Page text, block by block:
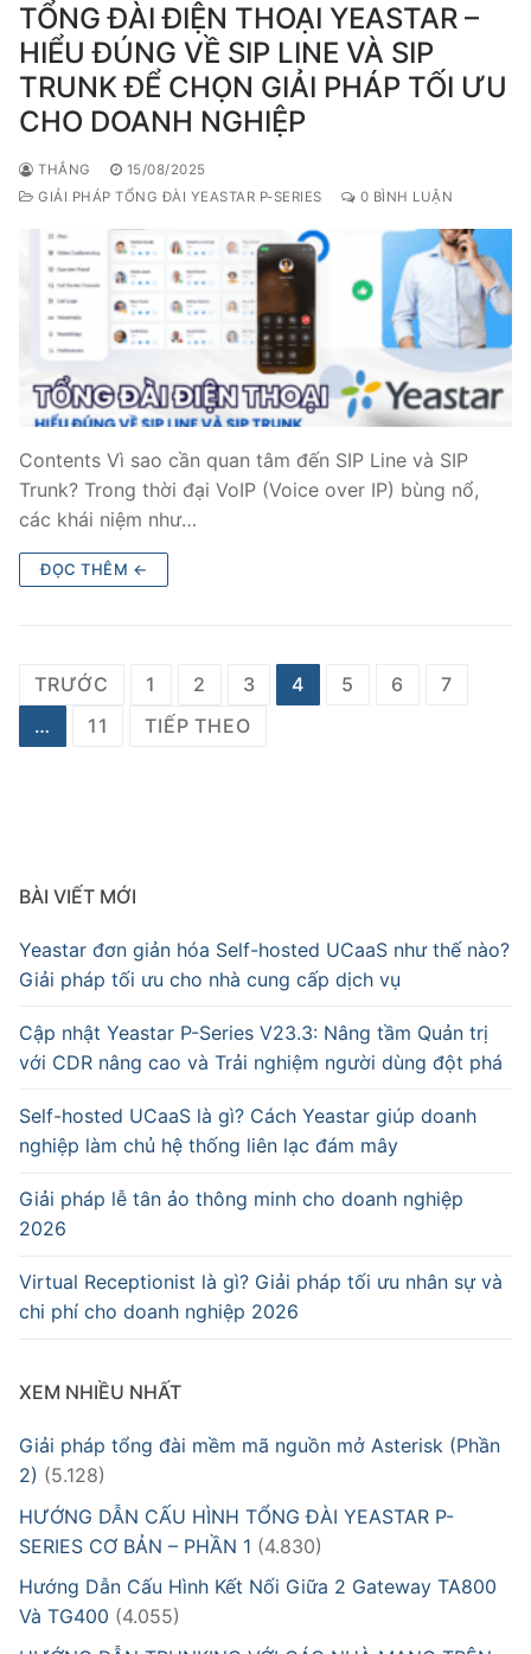
TỔNG ĐÀI ĐIỆN THOẠI YEASTAR –
HIỂU ĐÚNG VỀ SIP LINE VÀ SIP
TRUNK ĐỂ CHỌN GIẢI PHÁP TỐI ƯU
CHO DOANH NGHIỆP
THẮNG
15/08/2025
GIẢI PHÁP TỔNG ĐÀI YEASTAR P-SERIES
0 BÌNH LUẬN
Contents Vì sao cần quan tâm đến SIP Line và SIP
Trunk? Trong thời đại VoIP (Voice over IP) bùng nổ,
các khái niệm như…
ĐỌC THÊM ←
TRƯỚC 1 2 3 4 5 6
7
…
11 TIẾP THEO
BÀI VIẾT MỚI
Yeastar đơn giản hóa Self-hosted UCaaS như thế nào?
Giải pháp tối ưu cho nhà cung cấp dịch vụ
Cập nhật Yeastar P-Series V23.3: Nâng tầm Quản trị
với CDR nâng cao và Trải nghiệm người dùng đột phá
Self-hosted UCaaS là gì? Cách Yeastar giúp doanh
nghiệp làm chủ hệ thống liên lạc đám mây
Giải pháp lễ tân ảo thông minh cho doanh nghiệp
2026
Virtual Receptionist là gì? Giải pháp tối ưu nhân sự và
chi phí cho doanh nghiệp 2026
XEM NHIỀU NHẤT
Giải pháp tổng đài mềm mã nguồn mở Asterisk (Phần
2) (5.128)
HƯỚNG DẪN CẤU HÌNH TỔNG ĐÀI YEASTAR P-
SERIES CƠ BẢN – PHẦN 1 (4.830)
Hướng Dẫn Cấu Hình Kết Nối Giữa 2 Gateway TA800
Và TG400 (4.055)